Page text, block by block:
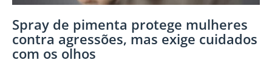
Spray de pimenta protege mulheres
contra agressões, mas exige cuidados
com os olhos